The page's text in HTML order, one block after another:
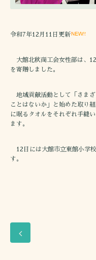
令和7年12月11日更新
大館北秋商工会女性部は、
を寄贈しました。
地域貢献活動として「さまざ
ことはないか」と始めた取り
に眠るタオルをそれぞれ手縫
ます。
12日には大館市立東館小学
す。